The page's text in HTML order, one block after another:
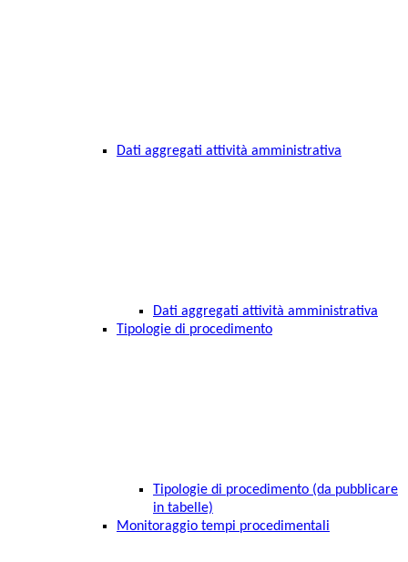
Dati aggregati attività amministrativa
Dati aggregati attività amministrativa
Tipologie di procedimento
Tipologie di procedimento (da pubblicare
in tabelle)
Monitoraggio tempi procedimentali